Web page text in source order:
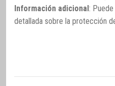
Información adicional:
detallada sobre la protección